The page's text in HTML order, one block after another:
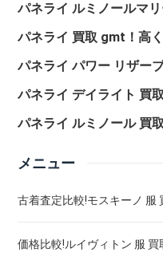
パネライ ルミノールマ
パネライ 買取 gmt！高
パネライ パワー リザー
パネライ デイライト 買
パネライ ルミノール 買
メニュー
古着査定比較!モスキーノ 服
価格比較!ルイヴィトン 服 買